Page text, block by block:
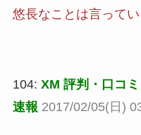
悠長なことは言ってい
104: XM 評判・口コ
速報 2017/02/05(日)